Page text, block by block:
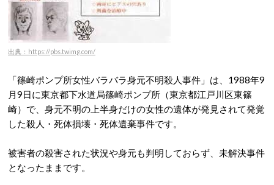
出典：https://pbs.twimg.com/
「篠崎ポンプ所女性バラバラ身元不明殺人事件」は、1988年9
月9日に東京都下水道局篠崎ポンプ所（東京都江戸川区東篠
崎）で、身元不明の上半身だけの女性の遺体が発見されて発覚
した殺人・死体損壊・死体遺棄事件です。
被害者の殺害された状況や身元も判明しておらず、未解決事件
となったままです。